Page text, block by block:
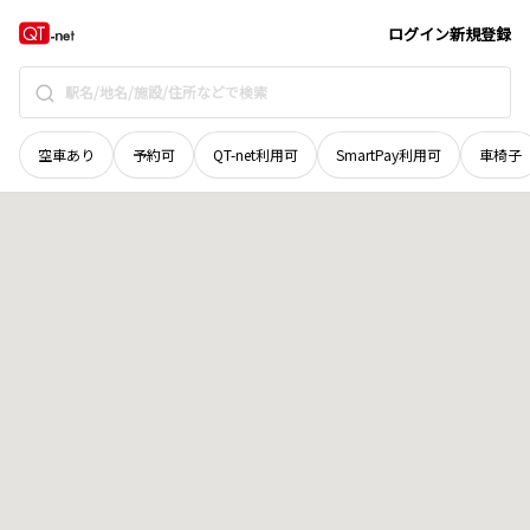
ログイン新規登録
空車あり 予約可 QT-net利用可 SmartPay利用可 車椅子
青森県